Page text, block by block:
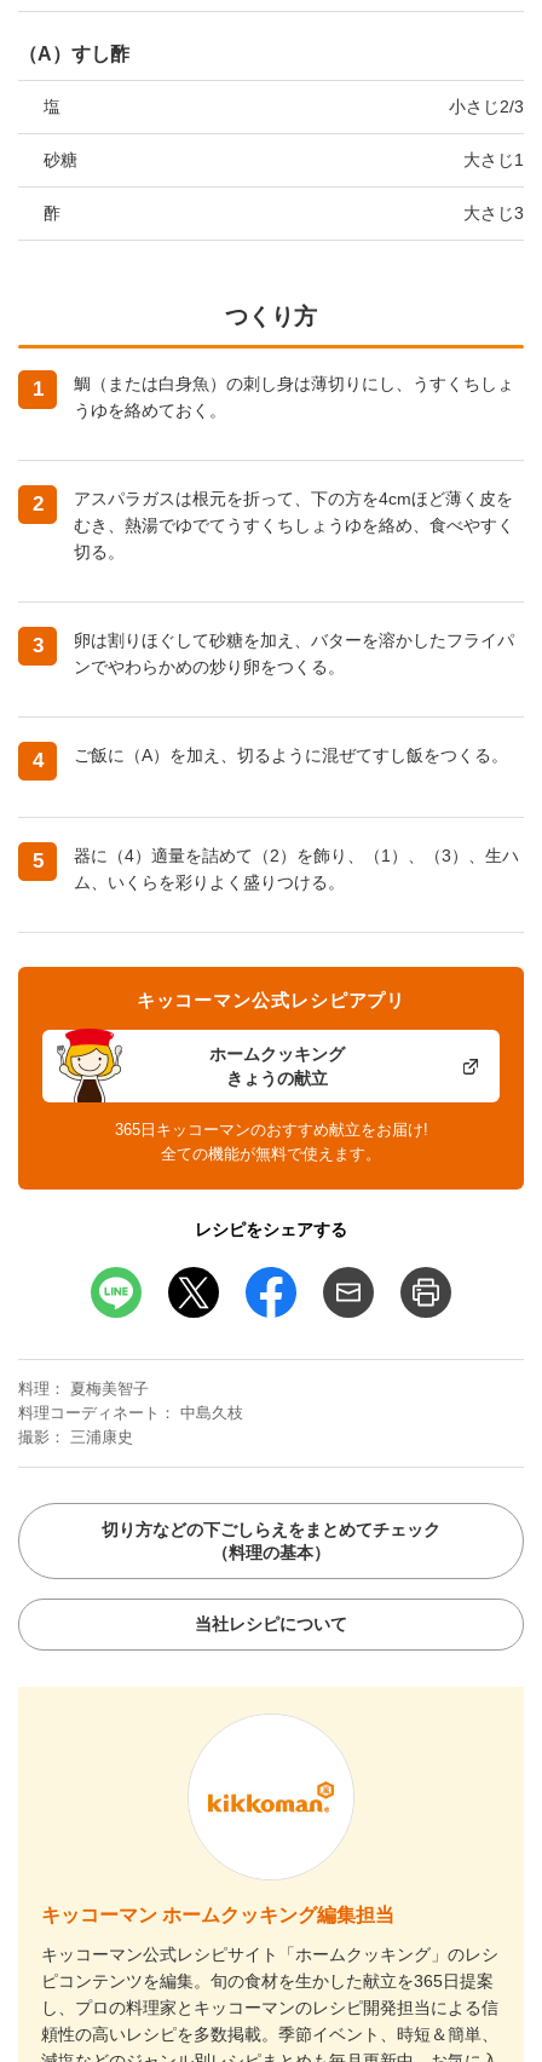
（A）すし酢
塩 小さじ2/3
砂糖 大さじ1
酢 大さじ3
つくり方
1
鯛（または白身魚）の刺し身は薄切りにし、うすくちしょ
うゆを絡めておく。
2
アスパラガスは根元を折って、下の方を4cmほど薄く皮を
むき、熱湯でゆでてうすくちしょうゆを絡め、食べやすく
切る。
3
卵は割りほぐして砂糖を加え、バターを溶かしたフライパ
ンでやわらかめの炒り卵をつくる。
4 ご飯に（A）を加え、切るように混ぜてすし飯をつくる。
5
器に（4）適量を詰めて（2）を飾り、（1）、（3）、生ハ
ム、いくらを彩りよく盛りつける。
ホームクッキング
きょうの献立
キッコーマン公式レシピアプリ
365日キッコーマンのおすすめ献立をお届け!
全ての機能が無料で使えます。
レシピをシェアする
料理
夏梅美智子
料理コーディネート
中島久枝
撮影
三浦康史
切り方などの下ごしらえをまとめてチェック
（料理の基本）
当社レシピについて
キッコーマン ホームクッキング編集担当
キッコーマン公式レシピサイト「ホームクッキング」のレシ
ピコンテンツを編集。旬の食材を生かした献立を365日提案
し、プロの料理家とキッコーマンのレシピ開発担当による信
頼性の高いレシピを多数掲載。季節イベント、時短＆簡単、